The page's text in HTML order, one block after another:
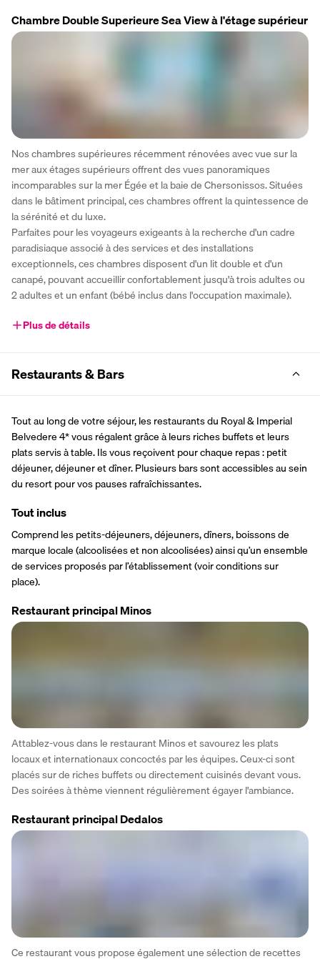
Chambre Double Superieure Sea View à l'étage supérieur
Nos chambres supérieures récemment rénovées avec vue sur la
mer aux étages supérieurs offrent des vues panoramiques
incomparables sur la mer Égée et la baie de Chersonissos. Situées
dans le bâtiment principal, ces chambres offrent la quintessence de
la sérénité et du luxe.
Parfaites pour les voyageurs exigeants à la recherche d'un cadre
paradisiaque associé à des services et des installations
exceptionnels, ces chambres disposent d'un lit double et d'un
canapé, pouvant accueillir confortablement jusqu'à trois adultes ou
2 adultes et un enfant (bébé inclus dans l'occupation maximale).
Plus de détails
Restaurants & Bars
Tout au long de votre séjour, les restaurants du Royal & Imperial
Belvedere 4* vous régalent grâce à leurs riches buffets et leurs
plats servis à table. Ils vous reçoivent pour chaque repas : petit
déjeuner, déjeuner et dîner. Plusieurs bars sont accessibles au sein
du resort pour vos pauses rafraîchissantes.
Tout inclus
Comprend les petits-déjeuners, déjeuners, dîners, boissons de
marque locale (alcoolisées et non alcoolisées) ainsi qu’un ensemble
de services proposés par l’établissement (voir conditions sur
place).
Restaurant principal Minos
Attablez-vous dans le restaurant Minos et savourez les plats
locaux et internationaux concoctés par les équipes. Ceux-ci sont
placés sur de riches buffets ou directement cuisinés devant vous.
Des soirées à thème viennent régulièrement égayer l'ambiance.
Restaurant principal Dedalos
Ce restaurant vous propose également une sélection de recettes